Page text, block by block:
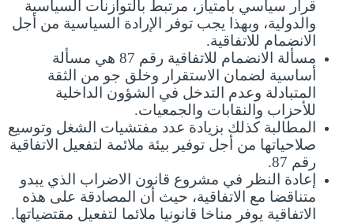
قرار سياسي بامتياز، مرتبط بالتوازنات السياسية
والدولية، وبهذا يجب توفر الإرادة السياسية من أجل
الانضمام للاتفاقية.
مسألة الانضمام للاتفاقية رقم 87 هي مسألة
أساسية لضمان الاستقرار وخلق جو من الثقة
المتبادلة وعدم التدخل في الشؤون الداخلية
للأحزاب والنقابات والجمعيات.
المطالبة كذلك بزيادة عدد مفتشيات الشغل وتوسيع
صلاحياتها من أجل توفير بيئة ملائمة لتفعيل الاتفاقية
رقم 87.
إعادة النظر في مشروع قانون الاضراب الذي يبدو
متناقضا مع الاتفاقية، حيث أن المصادقة على هذه
الاتفاقية يوفر مناخا قانونيا ملائما لتفعيل مقتضياتها.